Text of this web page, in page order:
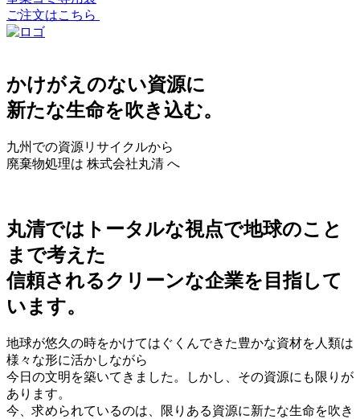
ご注文はこちら
かけがえのない資源に
新たな生命を吹き込む。
九州での資源リサイクルから
廃棄物処理は 株式会社丸清 へ
丸清ではトータルな視点で地球のこと
まで考えた
信頼されるクリーンな企業を目指して
います。
地球が悠久の時をかけてはぐくんできた豊かな資材を人類は
様々な形に活かしながら
今日の文明を築いてきました。しかし、その資源にも限りが
あります。
今、求められているのは、限りある資源に新たな生命を吹き